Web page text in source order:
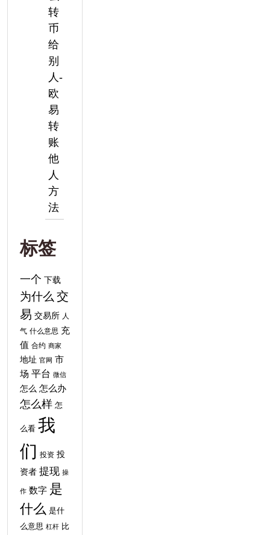
转
币
给
别
人-
欧
易
转
账
他
人
方
法
标签
一个 下载
为什么 交
易 交易所 人
气 什么意思 充
值 合约 商家
地址 官网 市
场 平台 微信
怎么 怎么办
怎么样 怎
么看 我
们 投资 投
资者 提现 操
作 数字 是
什么 是什
么意思 杠杆 比